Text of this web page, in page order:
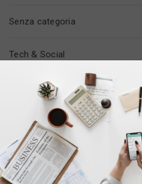
Senza categoria
Tech & Social
Tempo Libero
Trovare Lavoro
Vita In Ufficio